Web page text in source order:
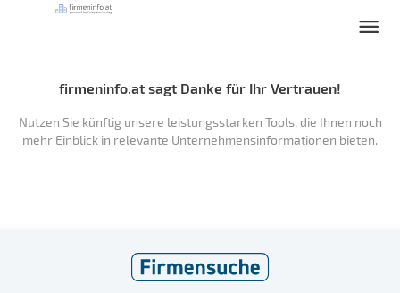
firmeninfo.at sagt Danke für Ihr Vertrauen!
Nutzen Sie künftig unsere leistungsstarken Tools, die Ihnen noch
mehr Einblick in relevante Unternehmensinformationen bieten.